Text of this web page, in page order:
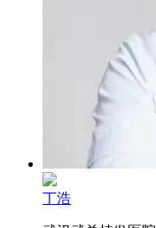
丁浩